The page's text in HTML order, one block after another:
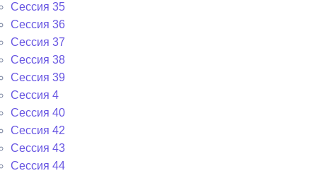
Сессия 35
Сессия 36
Сессия 37
Сессия 38
Сессия 39
Сессия 4
Сессия 40
Сессия 42
Сессия 43
Сессия 44